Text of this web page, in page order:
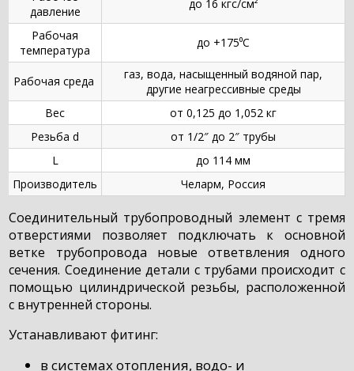
давление
до 16 кгс/см²
Рабочая
температура
до +175⁰C
Рабочая среда
газ, вода, насыщенный водяной пар,
другие неагрессивные среды
Вес
от 0,125 до 1,052 кг
Резьба d
от 1/2″ до 2″ трубы
L
до 114 мм
Производитель
Челарм, Россия
Соединительный трубопроводный элемент с тремя
отверстиями позволяет подключать к основной
ветке трубопровода новые ответвления одного
сечения. Соединение детали с трубами происходит с
помощью цилиндрической резьбы, расположенной
с внутренней стороны.
Устанавливают фитинг:
в системах отопления, водо- и